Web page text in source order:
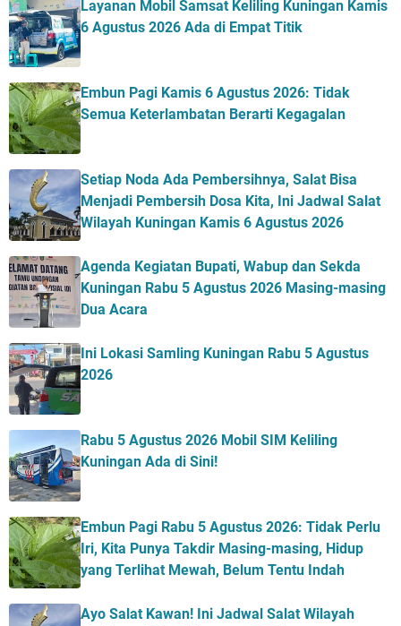
Layanan Mobil Samsat Keliling Kuningan Kamis
6 Agustus 2026 Ada di Empat Titik
Embun Pagi Kamis 6 Agustus 2026: Tidak
Semua Keterlambatan Berarti Kegagalan
Setiap Noda Ada Pembersihnya, Salat Bisa
Menjadi Pembersih Dosa Kita, Ini Jadwal Salat
Wilayah Kuningan Kamis 6 Agustus 2026
Agenda Kegiatan Bupati, Wabup dan Sekda
Kuningan Rabu 5 Agustus 2026 Masing-masing
Dua Acara
Ini Lokasi Samling Kuningan Rabu 5 Agustus
2026
Rabu 5 Agustus 2026 Mobil SIM Keliling
Kuningan Ada di Sini!
Embun Pagi Rabu 5 Agustus 2026: Tidak Perlu
Iri, Kita Punya Takdir Masing-masing, Hidup
yang Terlihat Mewah, Belum Tentu Indah
Ayo Salat Kawan! Ini Jadwal Salat Wilayah